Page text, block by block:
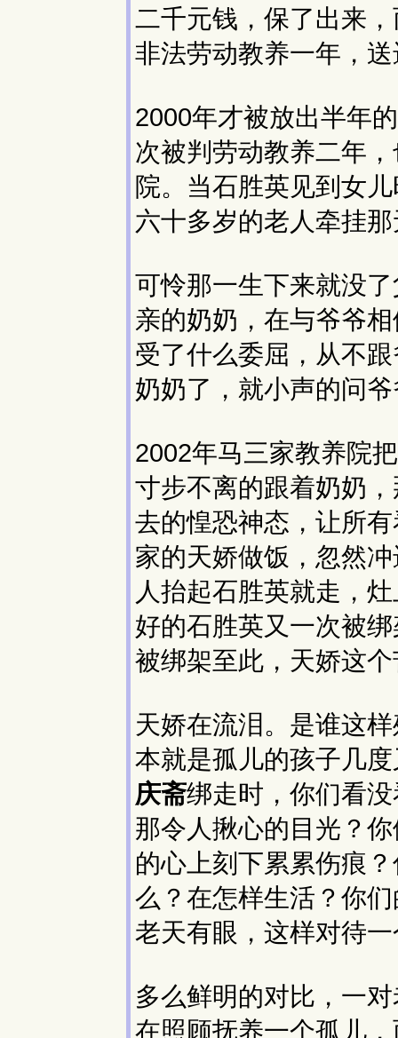
二千元钱，保了出来
非法劳动教养一年，
2000年才被放出半年
次被判劳动教养二年
院。当石胜英见到女
六十多岁的老人牵挂
可怜那一生下来就没
亲的奶奶，在与爷爷
受了什么委屈，从不
奶奶了，就小声的问
2002年马三家教养院
寸步不离的跟着奶奶
去的惶恐神态，让所
家的天娇做饭，忽然
人抬起石胜英就走，
好的石胜英又一次被
被绑架至此，天娇这
天娇在流泪。是谁这
本就是孤儿的孩子几
庆斋绑走时，你们看
那令人揪心的目光？
的心上刻下累累伤痕
么？在怎样生活？你
老天有眼，这样对待
多么鲜明的对比，一
在照顾抚养一个孤儿